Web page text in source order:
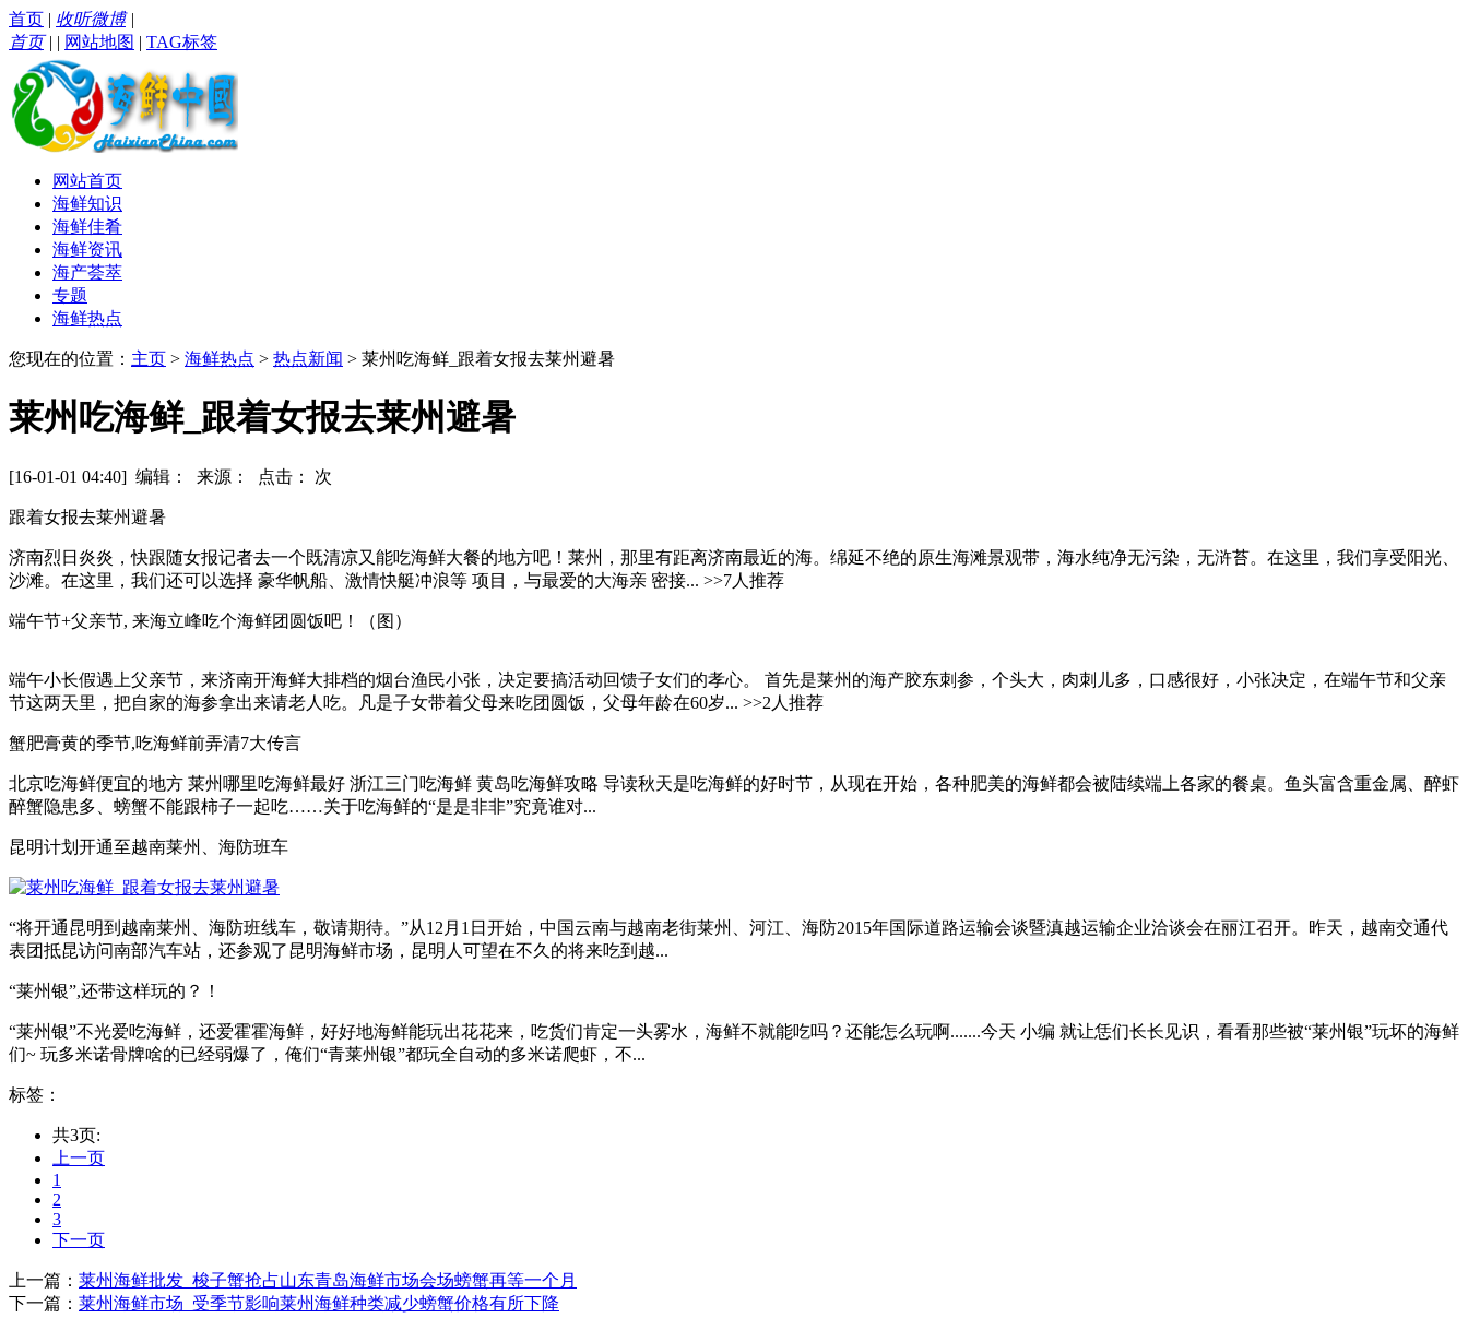
首页 | 收听微博|
首页| | 网站地图 | TAG标签
网站首页
海鲜知识
海鲜佳肴
海鲜资讯
海产荟萃
专题
海鲜热点
您现在的位置： 主页 > 海鲜热点 > 热点新闻 > 莱州吃海鲜_跟着女报去莱州避暑
莱州吃海鲜_跟着女报去莱州避暑
[16-01-01 04:40] 编辑： 来源： 点击： 次
跟着女报去莱州避暑
济南烈日炎炎，快跟随女报记者去一个既清凉又能吃海鲜大餐的地方吧！莱州，那里有距离济南最近的海。绵延不绝的原生海滩景观带，海水纯净无污染，无浒苔。在这里，我们享受阳光、
沙滩。在这里，我们还可以选择 豪华帆船、激情快艇冲浪等 项目，与最爱的大海亲 密接... >>7人推荐
端午节+父亲节, 来海立峰吃个海鲜团圆饭吧！（图）
端午小长假遇上父亲节，来济南开海鲜大排档的烟台渔民小张，决定要搞活动回馈子女们的孝心。 首先是莱州的海产胶东刺参，个头大，肉刺儿多，口感很好，小张决定，在端午节和父亲
节这两天里，把自家的海参拿出来请老人吃。凡是子女带着父母来吃团圆饭，父母年龄在60岁... >>2人推荐
蟹肥膏黄的季节,吃海鲜前弄清7大传言
北京吃海鲜便宜的地方 莱州哪里吃海鲜最好 浙江三门吃海鲜 黄岛吃海鲜攻略 导读秋天是吃海鲜的好时节，从现在开始，各种肥美的海鲜都会被陆续端上各家的餐桌。鱼头富含重金属、醉虾
醉蟹隐患多、螃蟹不能跟柿子一起吃……关于吃海鲜的“是是非非”究竟谁对...
昆明计划开通至越南莱州、海防班车
“将开通昆明到越南莱州、海防班线车，敬请期待。”从12月1日开始，中国云南与越南老街莱州、河江、海防2015年国际道路运输会谈暨滇越运输企业洽谈会在丽江召开。昨天，越南交通代
表团抵昆访问南部汽车站，还参观了昆明海鲜市场，昆明人可望在不久的将来吃到越...
“莱州银”,还带这样玩的？！
“莱州银”不光爱吃海鲜，还爱霍霍海鲜，好好地海鲜能玩出花花来，吃货们肯定一头雾水，海鲜不就能吃吗？还能怎么玩啊.......今天 小编 就让恁们长长见识，看看那些被“莱州银”玩坏的海鲜
们~ 玩多米诺骨牌啥的已经弱爆了，俺们“青莱州银”都玩全自动的多米诺爬虾，不...
标签：
共3页:
上一页
1
2
3
下一页
上一篇： 莱州海鲜批发_梭子蟹抢占山东青岛海鲜市场会场螃蟹再等一个月
下一篇： 莱州海鲜市场_受季节影响莱州海鲜种类减少螃蟹价格有所下降